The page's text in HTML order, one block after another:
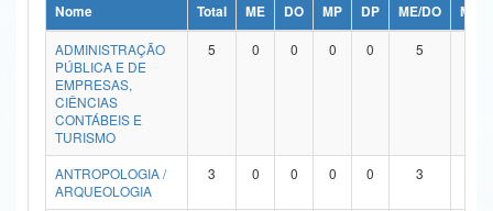
Ministério da Ciência, Tecnologia, Inovações e Comunicações
Ministério do Meio Ambiente
Ministério do Turismo
Ministério do Desenvolvimento Regional
Controladoria-Geral da União
Nome Total ME DO MP DP ME/DO
MP/
ADMINISTRAÇÃO
PÚBLICA E DE
EMPRESAS,
CIÊNCIAS
CONTÁBEIS E
TURISMO
5 0 0 0 0 5
ANTROPOLOGIA /
ARQUEOLOGIA
3 0 0 0 0 3